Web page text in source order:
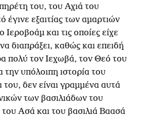
του, του Αχιά του
έγινε εξαιτίας των αμαρτιών
Ιεροβοάμ και τις οποίες είχε
διαπράξει, καθώς και επειδή
πολύ τον Ιεχωβά, τον Θεό του
την υπόλοιπη ιστορία του
δεν είναι γραμμένα αυτά
των βασιλιάδων του
Ασά και του βασιλιά Βαασά